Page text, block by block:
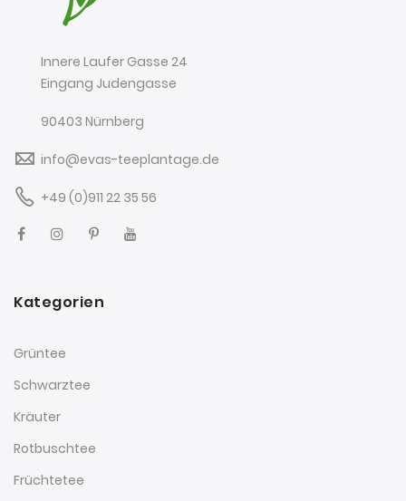
Innere Laufer Gasse 24
Eingang Judengasse
90403 Nürnberg
info@evas-teeplantage.de
+49 (0)911 22 35 56
Kategorien
Grüntee
Schwarztee
Kräuter
Rotbuschtee
Früchtetee